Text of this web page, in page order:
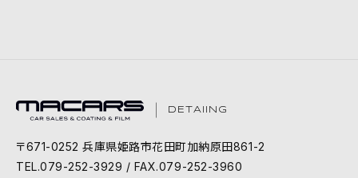
DETAIING
〒671-0252 兵庫県姫路市花田町加納原田861-2
TEL.079-252-3929 / FAX.079-252-3960